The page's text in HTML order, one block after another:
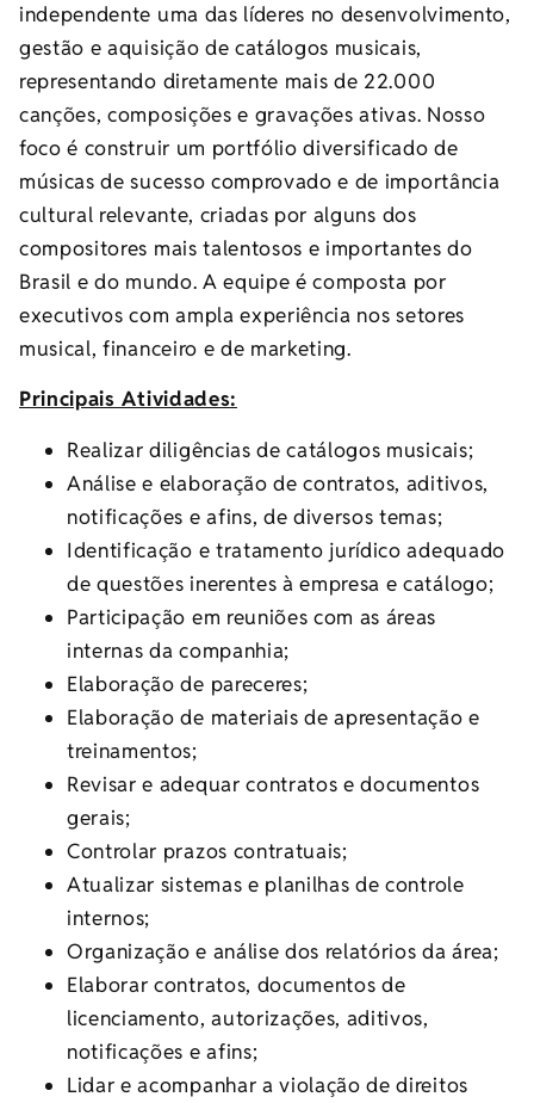
independente uma das líderes no desenvolvimento,
gestão e aquisição de catálogos musicais,
representando diretamente mais de 22.000
canções, composições e gravações ativas. Nosso
foco é construir um portfólio diversificado de
músicas de sucesso comprovado e de importância
cultural relevante, criadas por alguns dos
compositores mais talentosos e importantes do
Brasil e do mundo. A equipe é composta por
executivos com ampla experiência nos setores
musical, financeiro e de marketing.
Principais Atividades:
Realizar diligências de catálogos musicais;
Análise e elaboração de contratos, aditivos,
notificações e afins, de diversos temas;
Identificação e tratamento jurídico adequado
de questões inerentes à empresa e catálogo;
Participação em reuniões com as áreas
internas da companhia;
Elaboração de pareceres;
Elaboração de materiais de apresentação e
treinamentos;
Revisar e adequar contratos e documentos
gerais;
Controlar prazos contratuais;
Atualizar sistemas e planilhas de controle
internos;
Organização e análise dos relatórios da área;
Elaborar contratos, documentos de
licenciamento, autorizações, aditivos,
notificações e afins;
Lidar e acompanhar a violação de direitos